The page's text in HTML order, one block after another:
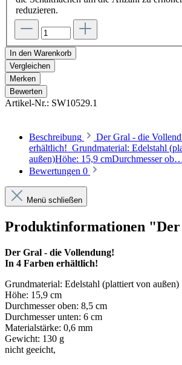
reduzieren.
In den Warenkorb
Vergleichen
Merken
Bewerten
Artikel-Nr.: SW10529.1
Beschreibung
Der Gral - die
erhältlich! Grundmaterial: Edelstahl
außen)Höhe: 15,9 cmDurchmesser
Bewertungen 0
Menü schließen
Produktinformationen
Der Gral - die Vollendung!
In 4 Farben erhältlich!
Grundmaterial: Edelstahl (plattiert von außen)
Höhe: 15,9 cm
Durchmesser oben: 8,5 cm
Durchmesser unten: 6 cm
Materialstärke: 0,6 mm
Gewicht: 130 g
nicht geeicht,